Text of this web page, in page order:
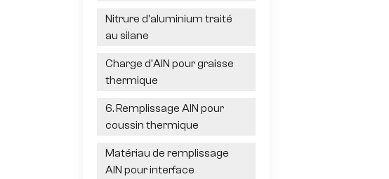
Nitrure d'aluminium traité
au silane
Charge d'AlN pour graisse
thermique
6. Remplissage AlN pour
coussin thermique
Matériau de remplissage
AlN pour interface